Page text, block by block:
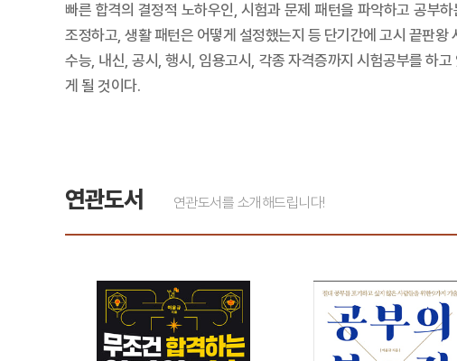
빠른 합격의 결정적 노하우인, 시험과 문제 패턴을 파악하고 공부
조정하고, 생활 패턴은 어떻게 설정했는지 등 단기간에 고시 끝판
수능, 내신, 공시, 행시, 임용고시, 각종 자격증까지 시험공부를 하
게 될 것이다.
연관도서 연관도서를 소개해드립니다!